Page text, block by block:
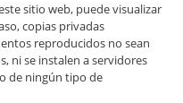
sitio web, puede visualizar
copias privadas
reproducidos no sean
ni se instalen a servidores
de ningún tipo de